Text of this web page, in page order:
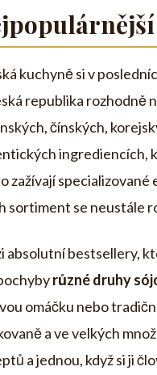
kuchyně si v
republika rozhodně
čínských,
ingrediencích,
zažívají specializované
sortiment se neustále
absolutní bestsellery,
různé druhy
omáčku nebo
a ve velkých
a jednou, když si ji